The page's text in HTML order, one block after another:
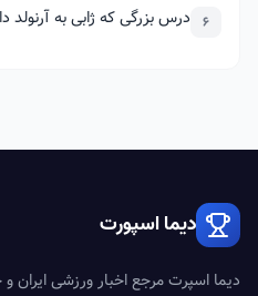
6 درس بزرگی که ژابی به آرنولد
دیما اسپورت
دیما اسپرت مرجع اخبار ورزشی ایران و